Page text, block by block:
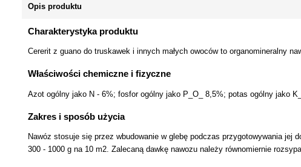
Opis produktu
Charakterystyka produktu
Cererit z guano do truskawek i innych małych owoców to organomineralny
Właściwości chemiczne i fizyczne
Azot ogólny jako N - 6%; fosfor ogólny jako P_O_ 8,5%; potas ogólny jako
Zakres i sposób użycia
Nawóz stosuje się przez wbudowanie w glebę podczas przygotowywania
300 - 1000 g na 10 m2. Zalecaną dawkę nawozu należy równomiernie